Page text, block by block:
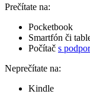
Prečítate na:
Pocketbook
Smartfón či
Počítač s
Neprečítate na:
Kindle